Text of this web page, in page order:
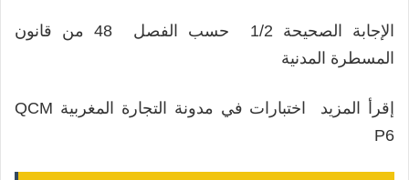
الإجابة الصحيحة 1/2 حسب الفصل 48 من قانون
المسطرة المدنية
إقرأ المزيد اختبارات في مدونة التجارة المغربية QCM
P6